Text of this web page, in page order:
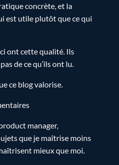
concrète, et la
est utile plutôt que ce qui
ont cette qualité. Ils
de ce qu’ils ont lu.
ce blog valorise.
manager,
que je maîtrise moins
mieux que moi.